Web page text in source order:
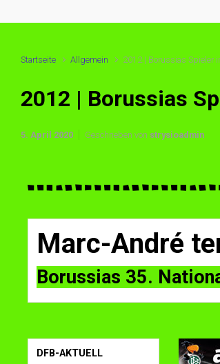
Startseite Allgemein 2012 | Borussias Spieler
2012 | Borussias
5. April 2020 Geschrieben von strysioadmin
Marc-André
Borussias 35.
DFB-AKTUELL